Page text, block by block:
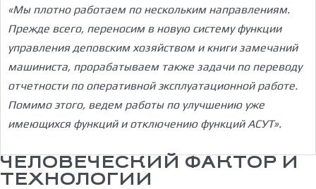
«Мы плотно работаем по нескольким направлениям.
Прежде всего, переносим в новую систему функции
управления деповским хозяйством и книги замечаний
машиниста, прорабатываем также задачи по переводу
отчетности по оперативной эксплуатационной работе.
Помимо этого, ведем работы по улучшению уже
имеющихся функций и отключению функций АСУТ».
ЧЕЛОВЕЧЕСКИЙ ФАКТОР И
ТЕХНОЛОГИИ